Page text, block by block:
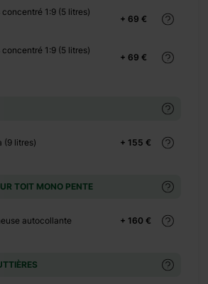
+ 69 €
1:9 (5 litres)
+ 69 €
1:9 (5 litres)
+ 155 €
(9 litres)
TOIT MONO PENTE
+ 160 €
autocollante